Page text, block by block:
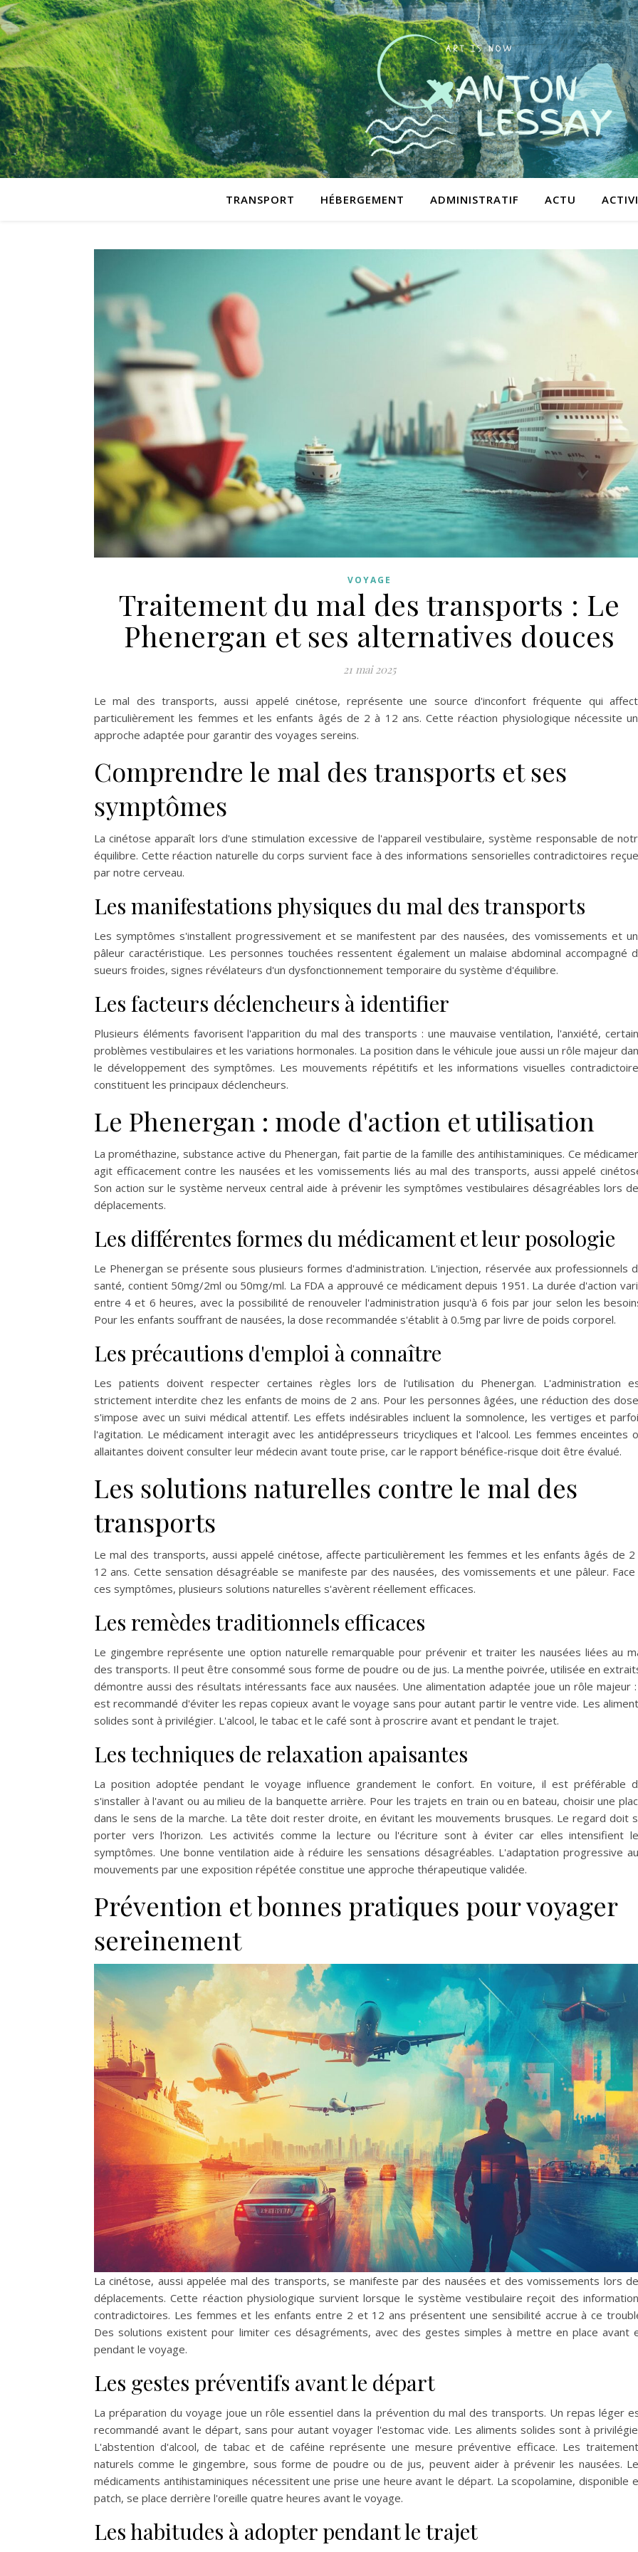
TRANSPORT HÉBERGEMENT ADMINISTRATIF ACTU
VOYAGE
Traitement du mal des transports : Le
Phenergan et ses alternatives douces
21 mai 2025
Le mal des transports, aussi appelé cinétose, représente une source d'inconfort fréquente qui
particulièrement les femmes et les enfants âgés de 2 à 12 ans. Cette réaction physiologique nécessite
approche adaptée pour garantir des voyages sereins.
Comprendre le mal des transports et ses
symptômes
La cinétose apparaît lors d'une stimulation excessive de l'appareil vestibulaire, système responsable de
équilibre. Cette réaction naturelle du corps survient face à des informations sensorielles contradictoires
par notre cerveau.
Les manifestations physiques du mal des transports
Les symptômes s'installent progressivement et se manifestent par des nausées, des vomissements et
pâleur caractéristique. Les personnes touchées ressentent également un malaise abdominal accompagné
sueurs froides, signes révélateurs d'un dysfonctionnement temporaire du système d'équilibre.
Les facteurs déclencheurs à identifier
Plusieurs éléments favorisent l'apparition du mal des transports : une mauvaise ventilation, l'anxiété,
problèmes vestibulaires et les variations hormonales. La position dans le véhicule joue aussi un rôle majeur
le développement des symptômes. Les mouvements répétitifs et les informations visuelles
constituent les principaux déclencheurs.
Le Phenergan : mode d'action et utilisation
La prométhazine, substance active du Phenergan, fait partie de la famille des antihistaminiques. Ce
agit efficacement contre les nausées et les vomissements liés au mal des transports, aussi appelé
Son action sur le système nerveux central aide à prévenir les symptômes vestibulaires désagréables lors
déplacements.
Les différentes formes du médicament et leur posologie
Le Phenergan se présente sous plusieurs formes d'administration. L'injection, réservée aux professionnels
santé, contient 50mg/2ml ou 50mg/ml. La FDA a approuvé ce médicament depuis 1951. La durée d'action
entre 4 et 6 heures, avec la possibilité de renouveler l'administration jusqu'à 6 fois par jour selon les
Pour les enfants souffrant de nausées, la dose recommandée s'établit à 0.5mg par livre de poids corporel.
Les précautions d'emploi à connaître
Les patients doivent respecter certaines règles lors de l'utilisation du Phenergan. L'administration
strictement interdite chez les enfants de moins de 2 ans. Pour les personnes âgées, une réduction des
s'impose avec un suivi médical attentif. Les effets indésirables incluent la somnolence, les vertiges et
l'agitation. Le médicament interagit avec les antidépresseurs tricycliques et l'alcool. Les femmes enceintes
allaitantes doivent consulter leur médecin avant toute prise, car le rapport bénéfice-risque doit être évalué.
Les solutions naturelles contre le mal des
transports
Le mal des transports, aussi appelé cinétose, affecte particulièrement les femmes et les enfants âgés de 2
12 ans. Cette sensation désagréable se manifeste par des nausées, des vomissements et une pâleur. Face
ces symptômes, plusieurs solutions naturelles s'avèrent réellement efficaces.
Les remèdes traditionnels efficaces
Le gingembre représente une option naturelle remarquable pour prévenir et traiter les nausées liées au
des transports. Il peut être consommé sous forme de poudre ou de jus. La menthe poivrée, utilisée en
démontre aussi des résultats intéressants face aux nausées. Une alimentation adaptée joue un rôle majeur :
est recommandé d'éviter les repas copieux avant le voyage sans pour autant partir le ventre vide. Les
solides sont à privilégier. L'alcool, le tabac et le café sont à proscrire avant et pendant le trajet.
Les techniques de relaxation apaisantes
La position adoptée pendant le voyage influence grandement le confort. En voiture, il est préférable
s'installer à l'avant ou au milieu de la banquette arrière. Pour les trajets en train ou en bateau, choisir une
dans le sens de la marche. La tête doit rester droite, en évitant les mouvements brusques. Le regard doit
porter vers l'horizon. Les activités comme la lecture ou l'écriture sont à éviter car elles intensifient
symptômes. Une bonne ventilation aide à réduire les sensations désagréables. L'adaptation progressive
mouvements par une exposition répétée constitue une approche thérapeutique validée.
Prévention et bonnes pratiques pour voyager
sereinement
La cinétose, aussi appelée mal des transports, se manifeste par des nausées et des vomissements lors
déplacements. Cette réaction physiologique survient lorsque le système vestibulaire reçoit des
contradictoires. Les femmes et les enfants entre 2 et 12 ans présentent une sensibilité accrue à ce
Des solutions existent pour limiter ces désagréments, avec des gestes simples à mettre en place avant
pendant le voyage.
Les gestes préventifs avant le départ
La préparation du voyage joue un rôle essentiel dans la prévention du mal des transports. Un repas léger
recommandé avant le départ, sans pour autant voyager l'estomac vide. Les aliments solides sont à
L'abstention d'alcool, de tabac et de caféine représente une mesure préventive efficace. Les
naturels comme le gingembre, sous forme de poudre ou de jus, peuvent aider à prévenir les nausées.
médicaments antihistaminiques nécessitent une prise une heure avant le départ. La scopolamine, disponible
patch, se place derrière l'oreille quatre heures avant le voyage.
Les habitudes à adopter pendant le trajet